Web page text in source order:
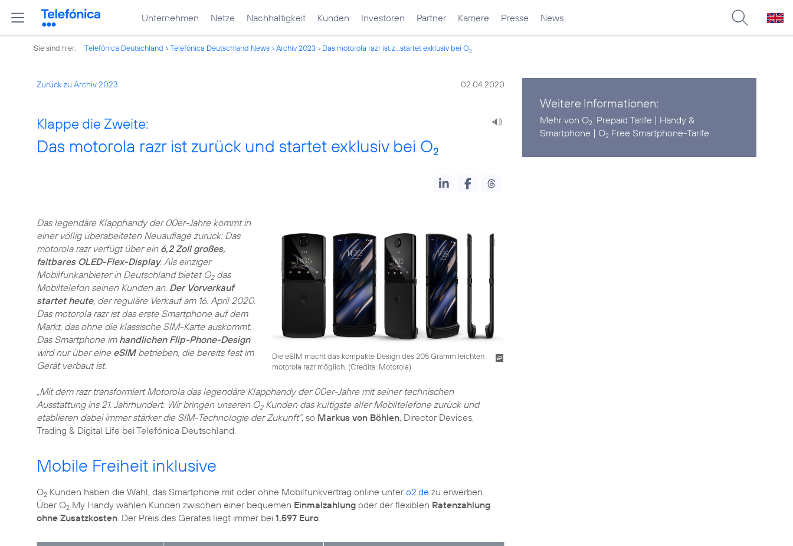
Unternehmen Netze Nachhaltigkeit Kunden Investoren Partner Karriere Presse News
Sie sind hier: Telefónica Deutschland Telefónica Deutschland News Archiv 2023 Das motorola razr ist z...startet exklusiv bei O2
Zurück zu Archiv 2023 02.04.2020
Klappe die Zweite:
Das motorola razr ist zurück und startet exklusiv bei O2
Die eSIM macht das kompakte Design des 205 Gramm leichten
motorola razr möglich. (Credits: Motorola)
Das legendäre Klapphandy der 00er-Jahre kommt in
einer völlig überabeiteten Neuauflage zurück: Das
motorola razr verfügt über ein 6,2 Zoll großes,
faltbares OLED-Flex-Display. Als einziger
Mobilfunkanbieter in Deutschland bietet O2das
Mobiltelefon seinen Kunden an. Der Vorverkauf
startet heute, der reguläre Verkauf am 16. April 2020.
Das motorola razr ist das erste Smartphone auf dem
Markt, das ohne die klassische SIM-Karte auskommt.
Das Smartphone im handlichen Flip-Phone-Design
wird nur über eine eSIMbetrieben, die bereits fest im
Gerät verbaut ist.
„Mit dem razr transformiert Motorola das legendäre Klapphandy der 00er-Jahre mit seiner technischen
Ausstattung ins 21. Jahrhundert. Wir bringen unseren O2Kunden das kultigste aller Mobiltelefone zurück und
etablieren dabei immer stärker die SIM-Technologie der Zukunft“, so Markus von Böhlen, Director Devices,
Trading & Digital Life bei Telefónica Deutschland.
Mobile Freiheit inklusive
O2 Kunden haben die Wahl, das Smartphone mit oder ohne Mobilfunkvertrag online untero2.de zu erwerben.
Über O2 My Handy wählen Kunden zwischen einer bequemen Einmalzahlung oder der flexiblen Ratenzahlung
ohne Zusatzkosten. Der Preis des Gerätes liegt immer bei 1.597 Euro.
Weitere Informationen:
Mehr von O2: Prepaid Tarife | Handy &
Smartphone | O2 Free Smartphone-Tarife